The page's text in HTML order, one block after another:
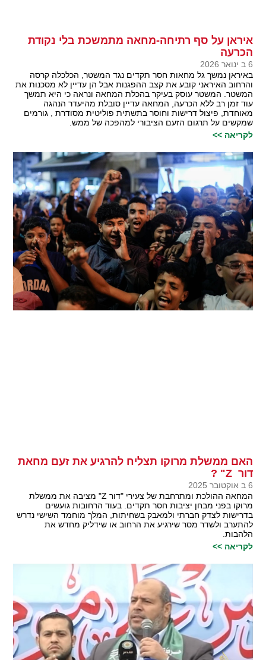
איראן על סף רתיחה-מחאה מתמשכת בלי נקודת
הכרעה
6 ב ינואר 2026
באיראן נמשך גל מחאות חסר תקדים נגד המשטר, הכלכלה קרסה
והרחוב האיראני קובע את קצב ההפגנות אבל הן עדיין לא מסכנות את
המשטר. המשטר עוסק בעיקר בהכלת המחאה ונראה כי היא תמשך
עוד זמן רב ללא הכרעה, המחאה עדיין סובלת מהיעדר הנהגה
מאוחדת, פיצול דרישות וחוסר בתשתית פוליטית מסודרת , גורמים
שמקשים על תרגום הזעם הציבורי למהפכה של ממש.
לקריאה >>
האם ממשלת מרוקו תצליח להרגיע את זעם מחאת
דור Z" ?
6 ב אוקטובר 2025
המחאה ההולכת ומתרחבת של צעירי "דור Z" מציבה את ממשלת
מרוקו בפני מבחן יציבות חסר תקדים. בעוד הרחובות גועשים
בדרישות לצדק חברתי ולמאבק בשחיתות, המלך מוחמד השישי נדרש
להתערב ולשדר מסר שירגיע את הרחוב או שידליק מחדש את
הלהבות.
לקריאה >>